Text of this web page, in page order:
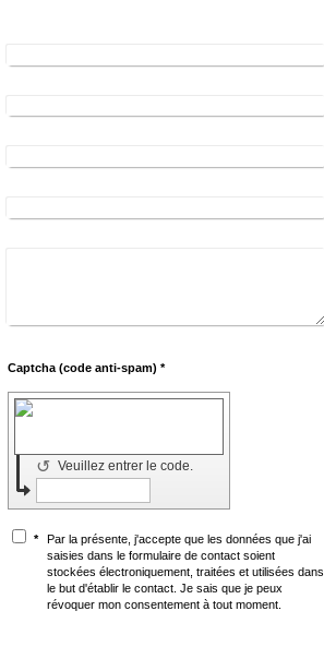
Captcha (code anti-spam) *
Veuillez entrer le code.
↺
*
Par la présente, j'accepte que les données que j'ai
saisies dans le formulaire de contact soient
stockées électroniquement, traitées et utilisées dans
le but d'établir le contact. Je sais que je peux
révoquer mon consentement à tout moment.